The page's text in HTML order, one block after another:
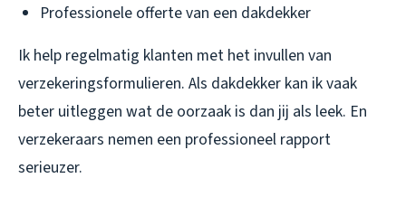
Professionele offerte van een dakdekker
Ik help regelmatig klanten met het invullen van
verzekeringsformulieren. Als dakdekker kan ik vaak
beter uitleggen wat de oorzaak is dan jij als leek. En
verzekeraars nemen een professioneel rapport
serieuzer.